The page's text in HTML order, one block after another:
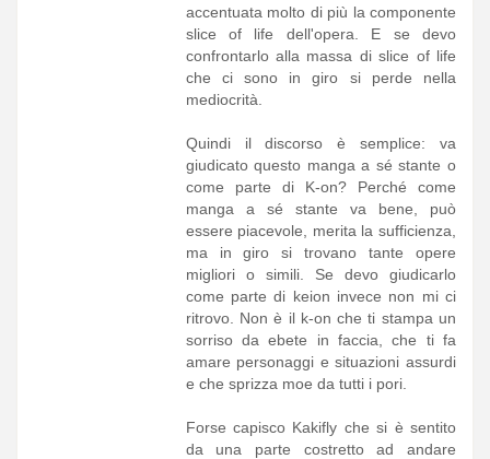
accentuata molto di più la componente
slice of life dell'opera. E se devo
confrontarlo alla massa di slice of life
che ci sono in giro si perde nella
mediocrità.
Quindi il discorso è semplice: va
giudicato questo manga a sé stante o
come parte di K-on? Perché come
manga a sé stante va bene, può
essere piacevole, merita la sufficienza,
ma in giro si trovano tante opere
migliori o simili. Se devo giudicarlo
come parte di keion invece non mi ci
ritrovo. Non è il k-on che ti stampa un
sorriso da ebete in faccia, che ti fa
amare personaggi e situazioni assurdi
e che sprizza moe da tutti i pori.
Forse capisco Kakifly che si è sentito
da una parte costretto ad andare